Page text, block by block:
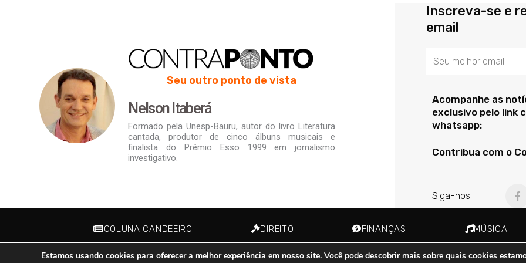
Seu outro ponto de vista
Nelson Itaberá
Formado pela Unesp-Bauru, autor do livro Literatura
cantada, produtor de cinco álbuns musicais e
finalista do Prêmio Esso 1999 em jornalismo
investigativo.
Inscreva-se e
email
Acompanhe as
exclusivo pelo link
whatsapp:
Contribua com o
Siga-nos
a
c
o
k
COLUNA CANDEEIRO DIREITO FINANÇAS MÚSICA
Estamos usando cookies para oferecer a melhor experiência em nosso site. Você pode descobrir mais sobre quais cookies